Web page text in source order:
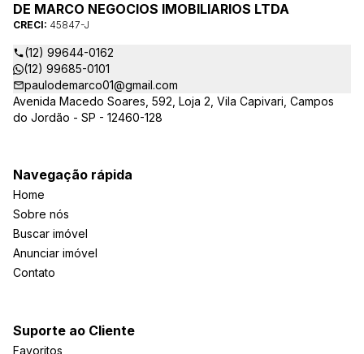
DE MARCO NEGOCIOS IMOBILIARIOS LTDA
CRECI: 45847-J
(12) 99644-0162
(12) 99685-0101
paulodemarco01@gmail.com
Avenida Macedo Soares, 592, Loja 2, Vila Capivari, Campos
do Jordão - SP - 12460-128
Navegação rápida
Home
Sobre nós
Buscar imóvel
Anunciar imóvel
Contato
Suporte ao Cliente
Favoritos